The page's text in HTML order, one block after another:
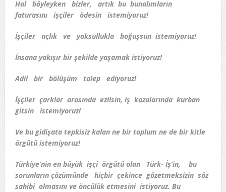
Hal böyleyken bizler, artık bu bunalımların
faturasını işçiler ödesin istemiyoruz!
İşçiler açlık ve yoksullukla boğuşsun istemiyoruz!
İnsana yakışır bir şekilde yaşamak istiyoruz!
Adil bir bölüşüm talep ediyoruz!
İşçiler çarklar arasında ezilsin, iş kazalarında kurban
gitsin istemiyoruz!
Ve bu gidişata tepkisiz kalan ne bir toplum ne de bir kitle
örgütü istemiyoruz!
Türkiye’nin en büyük işçi örgütü olan Türk- İş’in, bu
sorunların çözümünde hiçbir çekince gözetmeksizin söz
sahibi olmasını ve öncülük etmesini istiyoruz. Bu